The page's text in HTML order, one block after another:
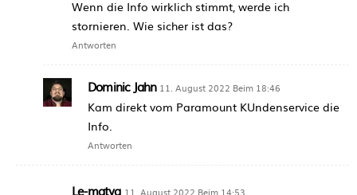
Wenn die Info wirklich stimmt, werde ich
stornieren. Wie sicher ist das?
Antworten
Dominic Jahn 11. August 2022 Beim 18:46
Kam direkt vom Paramount KUndenservice die
Info.
Antworten
Le-matya 11. August 2022 Beim 14:53